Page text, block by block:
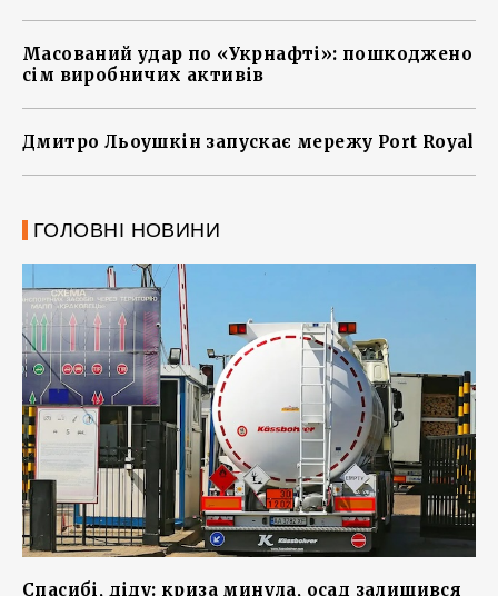
Масований удар по «Укрнафті»: пошкоджено
сім виробничих активів
Дмитро Льоушкін запускає мережу Port Royal
ГОЛОВНІ НОВИНИ
Спасибі, діду: криза минула, осад залишився